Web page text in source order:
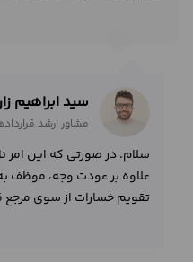
سید ابراهیم
مشاور ارشد
سلام. در صورتی که این امر
علاوه بر عودت وجه، موظف
تقویم خسارات از سوی